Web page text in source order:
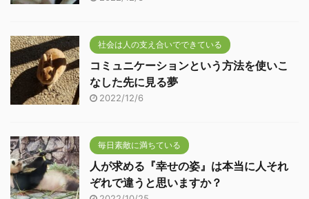
社会は人の支え合いでできている
コミュニケーションという方法を使いこ
なした先に見る夢
2022/12/6
毎日素敵に満ちている
人が求める『幸せの姿』は本当に人それ
ぞれで違うと思いますか？